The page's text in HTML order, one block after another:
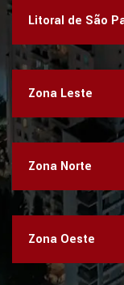
Litoral de São
Zona Leste
Zona Norte
Zona Oeste